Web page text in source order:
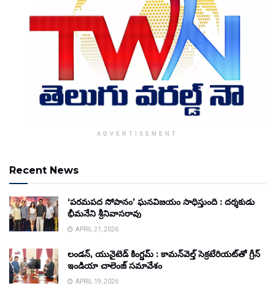
ADVERTISEMENT
Recent News
‘పరమపద సోపానం’ ఘనవిజయం సాధిస్తుంది : దర్శకుడు
భీమనేని శ్రీనివాసరావు
APRIL 21, 2026
లండన్, యునైటెడ్ కింగ్డమ్ : కామన్‌వెల్త్ సెక్రటేరియట్‌తో గ్రీన్
ఇండియా చాలెంజ్ సమావేశం
APRIL 19, 2026